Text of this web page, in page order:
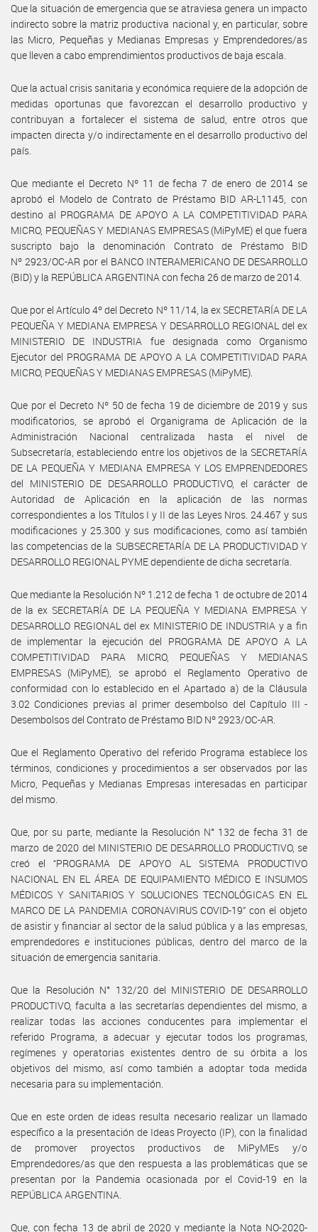
Que la situación de emergencia que se atraviesa genera un impacto
indirecto sobre la matriz productiva nacional y, en particular, sobre
las Micro, Pequeñas y Medianas Empresas y Emprendedores/as
que lleven a cabo emprendimientos productivos de baja escala.
Que la actual crisis sanitaria y económica requiere de la adopción de
medidas oportunas que favorezcan el desarrollo productivo y
contribuyan a fortalecer el sistema de salud, entre otros que
impacten directa y/o indirectamente en el desarrollo productivo del
país.
Que mediante el Decreto Nº 11 de fecha 7 de enero de 2014 se
aprobó el Modelo de Contrato de Préstamo BID AR-L1145, con
destino al PROGRAMA DE APOYO A LA COMPETITIVIDAD PARA
MICRO, PEQUEÑAS Y MEDIANAS EMPRESAS (MiPyME) el que fuera
suscripto bajo la denominación Contrato de Préstamo BID
Nº 2923/OC-AR por el BANCO INTERAMERICANO DE DESARROLLO
(BID) y la REPÚBLICA ARGENTINA con fecha 26 de marzo de 2014.
Que por el Artículo 4º del Decreto Nº 11/14, la ex SECRETARÍA DE LA
PEQUEÑA Y MEDIANA EMPRESA Y DESARROLLO REGIONAL del ex
MINISTERIO DE INDUSTRIA fue designada como Organismo
Ejecutor del PROGRAMA DE APOYO A LA COMPETITIVIDAD PARA
MICRO, PEQUEÑAS Y MEDIANAS EMPRESAS (MiPyME).
Que por el Decreto Nº 50 de fecha 19 de diciembre de 2019 y sus
modificatorios, se aprobó el Organigrama de Aplicación de la
Administración Nacional centralizada hasta el nivel de
Subsecretaría, estableciendo entre los objetivos de la SECRETARÍA
DE LA PEQUEÑA Y MEDIANA EMPRESA Y LOS EMPRENDEDORES
del MINISTERIO DE DESARROLLO PRODUCTIVO, el carácter de
Autoridad de Aplicación en la aplicación de las normas
correspondientes a los Títulos I y II de las Leyes Nros. 24.467 y sus
modificaciones y 25.300 y sus modificaciones, como así también
las competencias de la SUBSECRETARÍA DE LA PRODUCTIVIDAD Y
DESARROLLO REGIONAL PYME dependiente de dicha secretaría.
Que mediante la Resolución Nº 1.212 de fecha 1 de octubre de 2014
de la ex SECRETARÍA DE LA PEQUEÑA Y MEDIANA EMPRESA Y
DESARROLLO REGIONAL del ex MINISTERIO DE INDUSTRIA y a fin
de implementar la ejecución del PROGRAMA DE APOYO A LA
COMPETITIVIDAD PARA MICRO, PEQUEÑAS Y MEDIANAS
EMPRESAS (MiPyME), se aprobó el Reglamento Operativo de
conformidad con lo establecido en el Apartado a) de la Cláusula
3.02 Condiciones previas al primer desembolso del Capítulo III -
Desembolsos del Contrato de Préstamo BID Nº 2923/OC-AR.
Que el Reglamento Operativo del referido Programa establece los
términos, condiciones y procedimientos a ser observados por las
Micro, Pequeñas y Medianas Empresas interesadas en participar
del mismo.
Que, por su parte, mediante la Resolución N° 132 de fecha 31 de
marzo de 2020 del MINISTERIO DE DESARROLLO PRODUCTIVO, se
creó el “PROGRAMA DE APOYO AL SISTEMA PRODUCTIVO
NACIONAL EN EL ÁREA DE EQUIPAMIENTO MÉDICO E INSUMOS
MÉDICOS Y SANITARIOS Y SOLUCIONES TECNOLÓGICAS EN EL
MARCO DE LA PANDEMIA CORONAVIRUS COVID-19” con el objeto
de asistir y financiar al sector de la salud pública y a las empresas,
emprendedores e instituciones públicas, dentro del marco de la
situación de emergencia sanitaria.
Que la Resolución N° 132/20 del MINISTERIO DE DESARROLLO
PRODUCTIVO, faculta a las secretarías dependientes del mismo, a
realizar todas las acciones conducentes para implementar el
referido Programa, a adecuar y ejecutar todos los programas,
regímenes y operatorias existentes dentro de su órbita a los
objetivos del mismo, así como también a adoptar toda medida
necesaria para su implementación.
Que en este orden de ideas resulta necesario realizar un llamado
específico a la presentación de Ideas Proyecto (IP), con la finalidad
de promover proyectos productivos de MiPyMEs y/o
Emprendedores/as que den respuesta a las problemáticas que se
presentan por la Pandemia ocasionada por el Covid-19 en la
REPÚBLICA ARGENTINA.
Que, con fecha 13 de abril de 2020 y mediante la Nota NO-2020-